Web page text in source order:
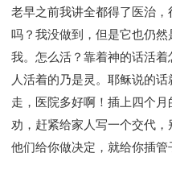
老早之前我讲全都得了医治
吗？我没做到，但是它也仍
我。怎么活？靠着神的话活
人活着的乃是灵。耶稣说的
走，医院多好啊！插上四个
劝，赶紧给家人写一个交代
他们给你做决定，就给你插管